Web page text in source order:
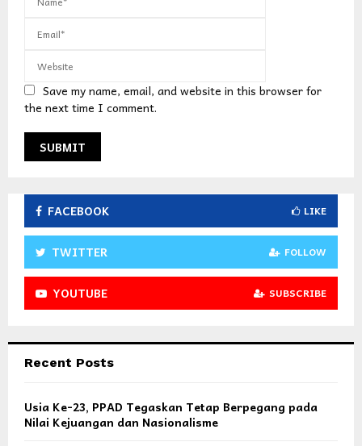
Save my name, email, and website in this browser for
the next time I comment.
FACEBOOK LIKE
TWITTER FOLLOW
YOUTUBE SUBSCRIBE
Recent Posts
Usia Ke-23, PPAD Tegaskan Tetap Berpegang pada
Nilai Kejuangan dan Nasionalisme